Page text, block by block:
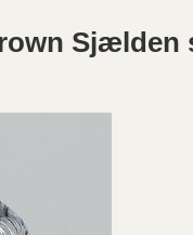
Sjælden